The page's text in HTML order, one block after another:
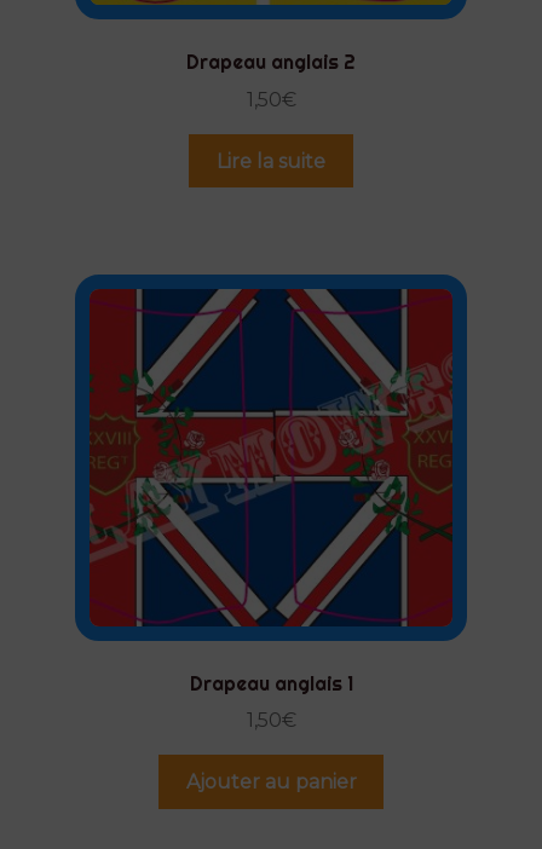
Drapeau anglais 2
1,50€
Lire la suite
Drapeau anglais 1
1,50€
Ajouter au panier